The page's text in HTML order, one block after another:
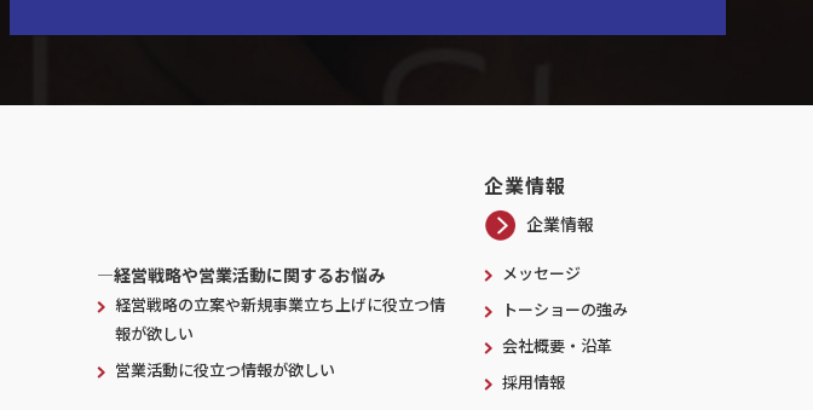
―経営戦略や営業活動に関するお悩み
経営戦略の立案や新規事業立ち上げに役立つ情
報が欲しい
営業活動に役立つ情報が欲しい
企業情報
企業情報
メッセージ
トーショーの強み
会社概要・沿革
採用情報